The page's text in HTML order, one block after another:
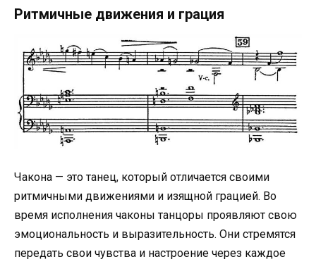
Ритмичные движения и грация
Чакона — это танец, который отличается своими
ритмичными движениями и изящной грацией. Во
время исполнения чаконы танцоры проявляют свою
эмоциональность и выразительность. Они стремятся
передать свои чувства и настроение через каждое